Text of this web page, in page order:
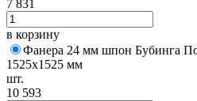
7 831
в корзину
Фанера 24 мм шпон Бубинга
1525х1525 мм
шт.
10 593